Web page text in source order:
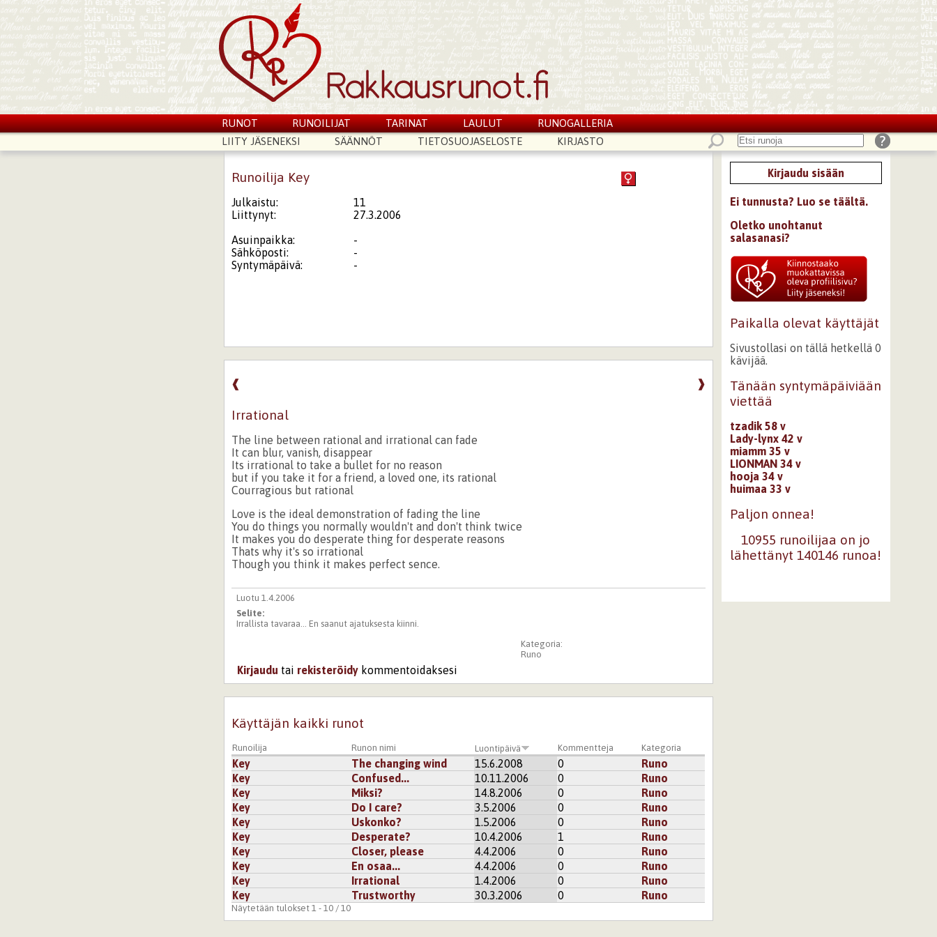
RUNOT RUNOILIJAT TARINAT LAULUT
RUNOGALLERIA
LIITY JÄSENEKSI
SÄÄNNÖT TIETOSUOJASELOSTE KIRJASTO
Runoilija Key
Julkaistu:
11
Liittynyt:
27.3.2006
Asuinpaikka:
-
Sähköposti:
-
Syntymäpäivä:
-
❱
❰
Irrational
The line between rational and irrational can fade
It can blur, vanish, disappear
Its irrational to take a bullet for no reason
but if you take it for a friend, a loved one, its rational
Courragious but rational
Love is the ideal demonstration of fading the line
You do things you normally wouldn't and don't think twice
It makes you do desperate thing for desperate reasons
Thats why it's so irrational
Though you think it makes perfect sence.
Luotu 1.4.2006
Selite:
Irrallista tavaraa... En saanut ajatuksesta kiinni.
Kategoria:
Runo
Kirjaudu tai rekisteröidy kommentoidaksesi
Käyttäjän kaikki runot
Runoilija Runon nimi Luontipäivä Kommentteja Kategoria
Key The changing wind 15.6.2008 0
Runo
Key
Confused... 10.11.2006 0
Runo
Key
Miksi? 14.8.2006 0
Runo
Key
Do I care? 3.5.2006 0
Runo
Key
Uskonko? 1.5.2006 0
Runo
Key
Desperate? 10.4.2006 1
Runo
Key
Closer, please 4.4.2006 0
Runo
Key
En osaa... 4.4.2006 0
Runo
Key
Irrational 1.4.2006 0
Runo
Key
Trustworthy 30.3.2006 0 Runo
Näytetään tulokset 1 - 10 / 10
Kirjaudu sisään
Ei tunnusta? Luo se täältä.
Oletko unohtanut
salasanasi?
Paikalla olevat käyttäjät
Sivustollasi on tällä hetkellä 0
kävijää.
Tänään syntymäpäiviään
viettää
tzadik 58 v
Lady-lynx 42 v
miamm 35 v
LIONMAN 34 v
hooja 34 v
huimaa 33 v
Paljon onnea!
10955 runoilijaa on jo
lähettänyt 140146 runoa!